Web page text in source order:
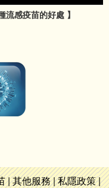
流感疫苗的好處 】
|其他服務|私隱政策|